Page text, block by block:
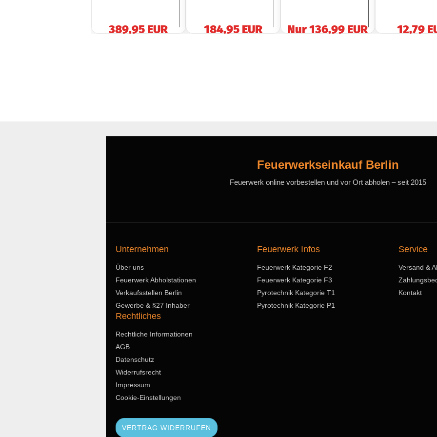
389,95 EUR 184,95 EUR Nur 136,99 EUR 12,79
Feuerwerkseinkauf Berlin
Feuerwerk online vorbestellen und vor Ort abholen – seit 2015
Unternehmen
Über uns
Feuerwerk Abholstationen
Verkaufsstellen Berlin
Gewerbe & §27 Inhaber
Feuerwerk Infos
Feuerwerk Kategorie F2
Feuerwerk Kategorie F3
Pyrotechnik Kategorie T1
Pyrotechnik Kategorie P1
Service
Versand &
Kontakt
Rechtliches
Rechtliche Informationen
AGB
Datenschutz
Widerrufsrecht
Impressum
Cookie-Einstellungen
VERTRAG WIDERRUFEN